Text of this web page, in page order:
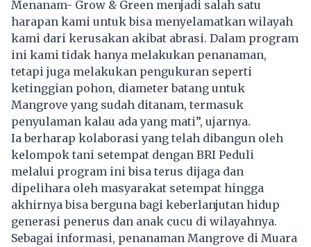
Menanam- Grow & Green menjadi salah satu
harapan kami untuk bisa menyelamatkan wilayah
kami dari kerusakan akibat abrasi. Dalam program
ini kami tidak hanya melakukan penanaman,
tetapi juga melakukan pengukuran seperti
ketinggian pohon, diameter batang untuk
Mangrove yang sudah ditanam, termasuk
penyulaman kalau ada yang mati”, ujarnya.
Ia berharap kolaborasi yang telah dibangun oleh
kelompok tani setempat dengan BRI Peduli
melalui program ini bisa terus dijaga dan
dipelihara oleh masyarakat setempat hingga
akhirnya bisa berguna bagi keberlanjutan hidup
generasi penerus dan anak cucu di wilayahnya.
Sebagai informasi, penanaman Mangrove di Muara